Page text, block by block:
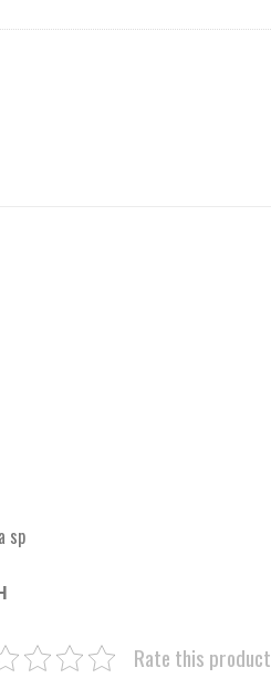
sp
Rate this product